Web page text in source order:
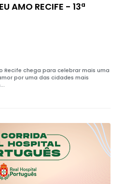
AMO RECIFE - 13ª
Recife chega para celebrar mais uma
por uma das cidades mais